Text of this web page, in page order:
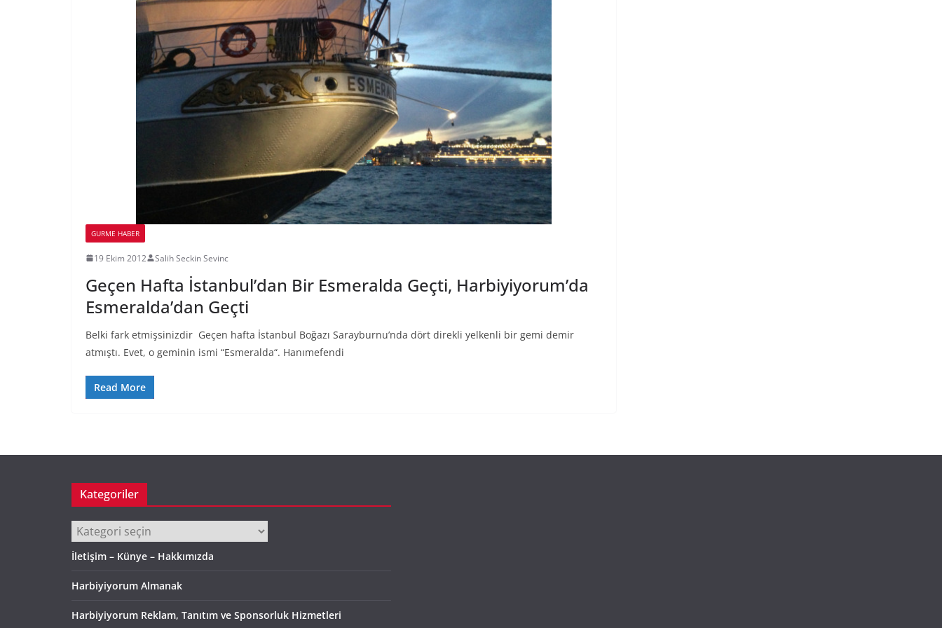
GURME HABER
19 Ekim 2012 Salih Seckin Sevinc
Geçen Hafta İstanbul’dan Bir Esmeralda Geçti, Harbiyiyorum’da
Esmeralda’dan Geçti
Belki fark etmişsinizdir Geçen hafta İstanbul Boğazı Sarayburnu’nda dört direkli yelkenli bir gemi demir
atmıştı. Evet, o geminin ismi “Esmeralda“. Hanımefendi
Read More
Kategoriler
Kategoriler
İletişim – Künye – Hakkımızda
Harbiyiyorum Almanak
Harbiyiyorum Reklam, Tanıtım ve Sponsorluk Hizmetleri